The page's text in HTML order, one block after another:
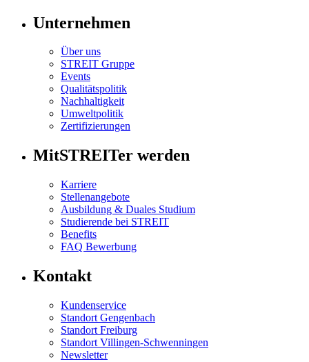
Unternehmen
Über uns
STREIT Gruppe
Events
Qualitätspolitik
Nachhaltigkeit
Umweltpolitik
Zertifizierungen
MitSTREITer werden
Karriere
Stellenangebote
Ausbildung & Duales Studium
Studierende bei STREIT
Benefits
FAQ Bewerbung
Kontakt
Kundenservice
Standort Gengenbach
Standort Freiburg
Standort Villingen-Schwenningen
Newsletter